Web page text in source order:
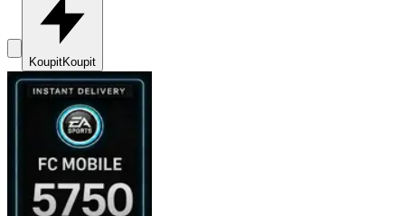
KoupitKoupit